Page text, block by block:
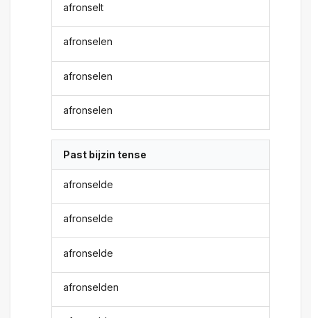
afronselt
afronselen
afronselen
afronselen
Past bijzin tense
afronselde
afronselde
afronselde
afronselden